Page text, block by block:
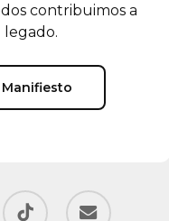
contribuimos a
legado.
Manifiesto
tiktok email